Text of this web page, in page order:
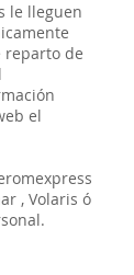
le lleguen
reparto de
el
, Volaris ó